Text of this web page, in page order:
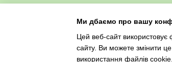
Ми дбаємо про вашу
Цей веб-сайт використовує
сайту. Ви можете змінити
використання файлів